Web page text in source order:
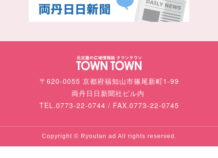
〒620-0055 京都府福知山市篠尾新町1-99
両丹日日新聞社ビル内
TEL.0773-22-0744 / FAX.0773-22-0745
Copyright © Ryoutan ad All rights reserved.